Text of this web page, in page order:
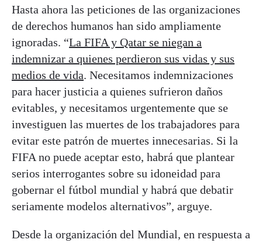
Hasta ahora las peticiones de las organizaciones
de derechos humanos han sido ampliamente
ignoradas. “La FIFA y Qatar se niegan a
indemnizar a quienes perdieron sus vidas y sus
medios de vida. Necesitamos indemnizaciones
para hacer justicia a quienes sufrieron daños
evitables, y necesitamos urgentemente que se
investiguen las muertes de los trabajadores para
evitar este patrón de muertes innecesarias. Si la
FIFA no puede aceptar esto, habrá que plantear
serios interrogantes sobre su idoneidad para
gobernar el fútbol mundial y habrá que debatir
seriamente modelos alternativos”, arguye.
Desde la organización del Mundial, en respuesta a